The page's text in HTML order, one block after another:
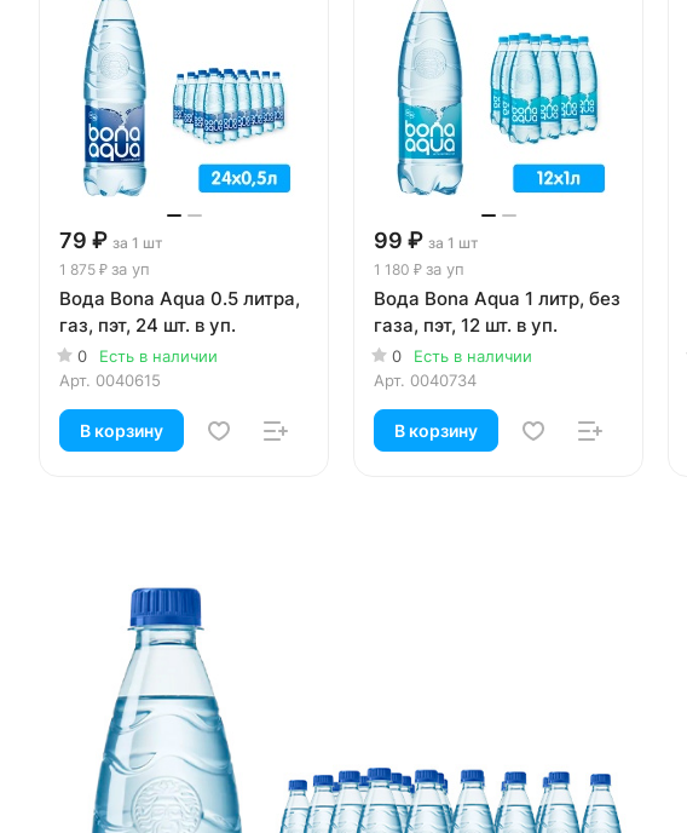
79 ₽ за 1 шт
1 875 ₽ за уп
Вода Bona Aqua 0.5 литра,
газ, пэт, 24 шт. в уп.
0
Есть в наличии
Арт. 0040615
В корзину
99 ₽ за 1 шт
1 180 ₽ за уп
Вода Bona Aqua 1 литр, без
газа, пэт, 12 шт. в уп.
0
Есть в наличии
Арт. 0040734
В корзину